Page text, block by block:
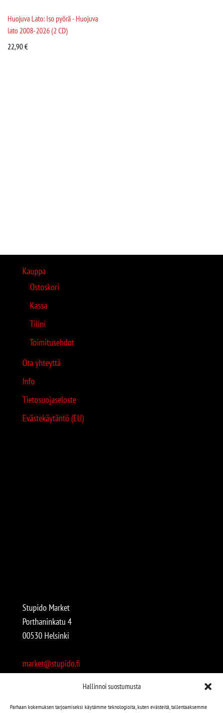
Hallinnoi suostumusta
Parhaan kokemuksen tarjoamiseksi käytämme teknologioita, kuten evästeitä, tallentaaksemme
Huojuva Lato: Iso pyörä - Huojuva
lato 2008-2026 (2 CD)
22,90€
Kauppa
Ostoskori
Kassa
Tilini
Toimitusehdot
Ota yhteyttä
Info
Tietosuojaseloste
Evästekäytäntö (EU)
Stupido Market
Porthaninkatu 4
00530 Helsinki
market@stupido.fi
Avoinna: